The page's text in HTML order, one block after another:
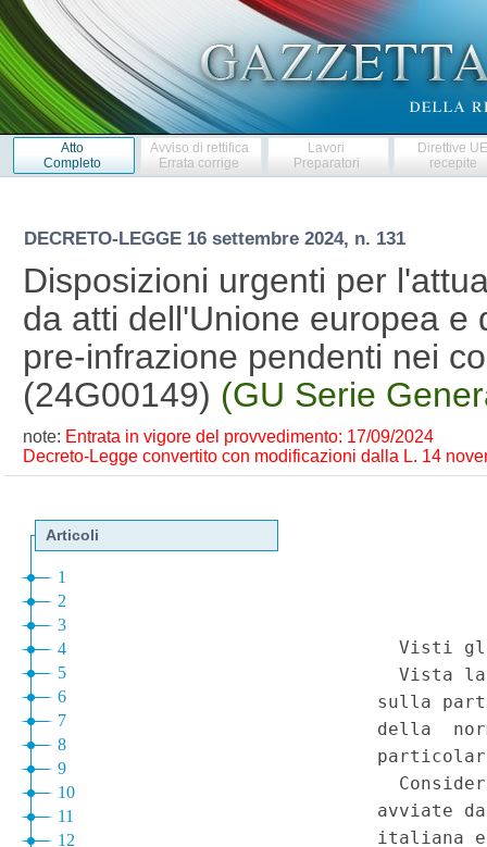
Atto
Completo
Avviso di rettifica
Errata corrige
Lavori
Preparatori
Direttive
recepite
DECRETO-LEGGE 16 settembre 2024, n. 131
Disposizioni urgenti per
da atti dell'Unione europea
pre-infrazione pendenti nei
(24G00149) (GU Serie
note: Entrata in vigore del provvedimento: 17/09/2024
Decreto-Legge convertito con modificazioni dalla L. 14